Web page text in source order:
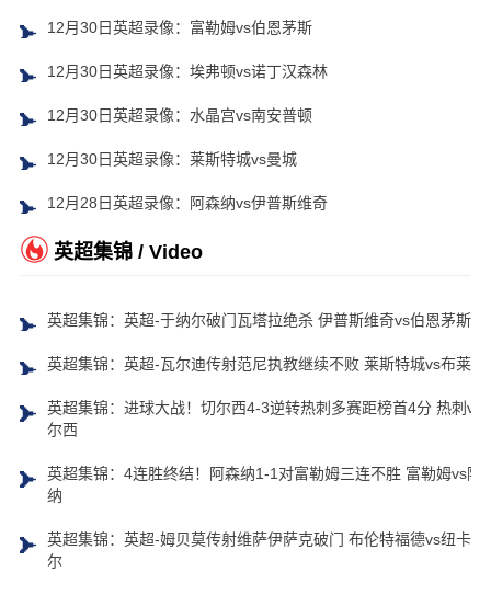
12月30日英超录像：富勒姆vs伯恩茅斯
12月30日英超录像：埃弗顿vs诺丁汉森林
12月30日英超录像：水晶宫vs南安普顿
12月30日英超录像：莱斯特城vs曼城
12月28日英超录像：阿森纳vs伊普斯维奇
英超集锦 / Video
英超集锦：英超-于纳尔破门瓦塔拉绝杀 伊普斯维奇vs伯恩茅斯
英超集锦：英超-瓦尔迪传射范尼执教继续不败 莱斯特城vs布莱顿
英超集锦：进球大战！切尔西4-3逆转热刺多赛距榜首4分 热刺vs
尔西
英超集锦：4连胜终结！阿森纳1-1对富勒姆三连不胜 富勒姆vs阿
纳
英超集锦：英超-姆贝莫传射维萨伊萨克破门 布伦特福德vs纽卡斯
尔